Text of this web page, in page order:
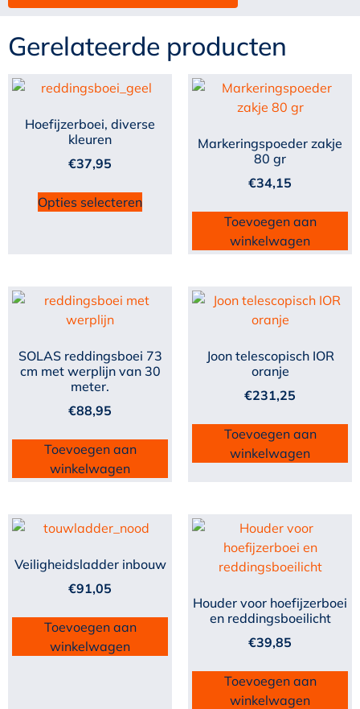
Gerelateerde producten
Hoefijzerboei, diverse
kleuren
€37,95
Opties selecteren
Markeringspoeder zakje
80 gr
€34,15
Toevoegen aan
winkelwagen
SOLAS reddingsboei 73
cm met werplijn van 30
meter.
€88,95
Toevoegen aan
winkelwagen
Joon telescopisch IOR
oranje
€231,25
Toevoegen aan
winkelwagen
Veiligheidsladder inbouw
€91,05
Toevoegen aan
winkelwagen
Houder voor hoefijzerboei
en reddingsboeilicht
€39,85
Toevoegen aan
winkelwagen